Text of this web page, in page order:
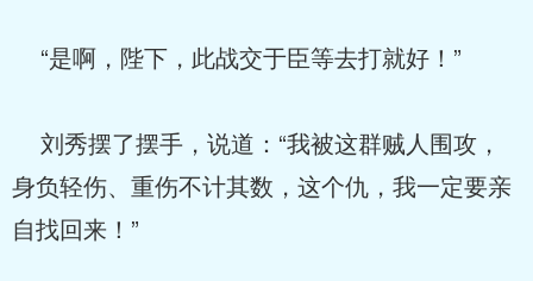
“是啊，陛下，此战交于臣等去打就好！”
刘秀摆了摆手，说道：“我被这群贼人围攻，
身负轻伤、重伤不计其数，这个仇，我一定要亲
自找回来！”